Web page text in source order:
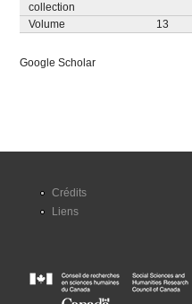
collection
Volume 13
Google Scholar
Crédits
Liens